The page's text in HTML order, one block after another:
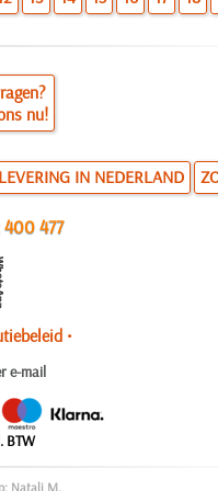
nu!
LEVERING IN NEDERLAND
400 477
•
e-mail
BTW
Natali M.